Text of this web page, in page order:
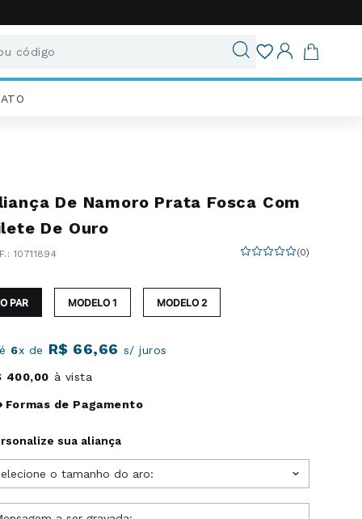
código
De Namoro Prata Fosca Com
De Ouro
: 10711894 (0)
O PAR MODELO 1 MODELO 2
6x de R$ 66,66 s/ juros
400,00 à vista
Formas de Pagamento
sua aliança
o tamanho do aro: